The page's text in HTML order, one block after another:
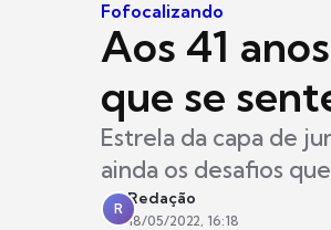
Fofocalizando
Aos 41
que se
Estrela da capa de
ainda os desafios
R
Redação
18/05/2022, 16:18